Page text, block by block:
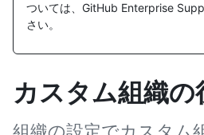
ついては、GitHub Enterprise
さい。
カスタム組織の